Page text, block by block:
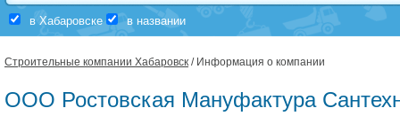
в Хабаровске в названии
Строительные компании Хабаровск / Информация о компании
ООО Ростовская Мануфактура